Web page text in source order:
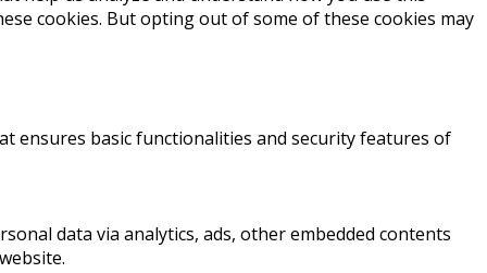
cookies. But opting out of some of these cookies may
ensures basic functionalities and security features of
data via analytics, ads, other embedded contents